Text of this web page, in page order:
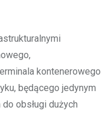
kontenerowego
będącego jedynym
obsługi dużych